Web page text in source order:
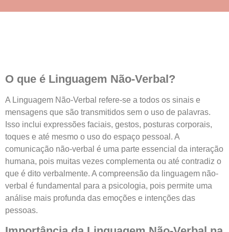
O que é Linguagem Não-Verbal?
A Linguagem Não-Verbal refere-se a todos os sinais e
mensagens que são transmitidos sem o uso de palavras.
Isso inclui expressões faciais, gestos, posturas corporais,
toques e até mesmo o uso do espaço pessoal. A
comunicação não-verbal é uma parte essencial da interação
humana, pois muitas vezes complementa ou até contradiz o
que é dito verbalmente. A compreensão da linguagem não-
verbal é fundamental para a psicologia, pois permite uma
análise mais profunda das emoções e intenções das
pessoas.